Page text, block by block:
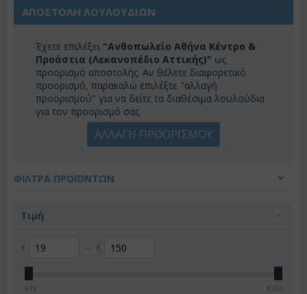
ΑΠΟΣΤΟΛΗ ΛΟΥΛΟΥΔΙΩΝ
Έχετε επιλέξει "Ανθοπωλείο Αθήνα Κέντρο &
Προάστια (Λεκανοπέδιο Αττικής)" ως
προορισμό αποστολής. Αν θέλετε διαφορετικό
προορισμό, παρακαλώ επιλέξτε "αλλαγή
προορισμού" για να δείτε τα διαθέσιμα λουλούδια
για τον προορισμό σας.
ΑΛΛΑΓΗ ΠΡΟΟΡΙΣΜΟΥ
ΦΊΛΤΡΑ ΠΡΟΪΌΝΤΩΝ
Τιμή
€ – €
€ 19 € 150